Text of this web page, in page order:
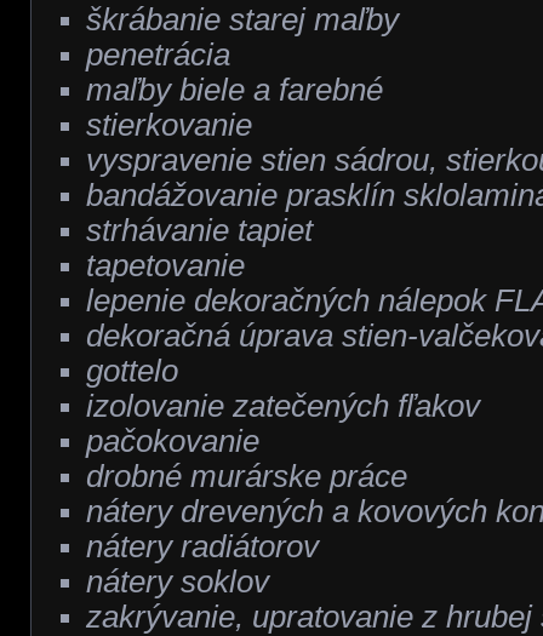
škrábanie starej maľby
penetrácia
maľby biele a farebné
stierkovanie
vyspravenie stien sádrou,
bandážovanie prasklín
strhávanie tapiet
tapetovanie
lepenie dekoračných nálepok
dekoračná úprava stien-
gottelo
izolovanie zatečených fľakov
pačokovanie
drobné murárske práce
nátery drevených a kovových
nátery radiátorov
nátery soklov
zakrývanie, upratovanie z hrubej